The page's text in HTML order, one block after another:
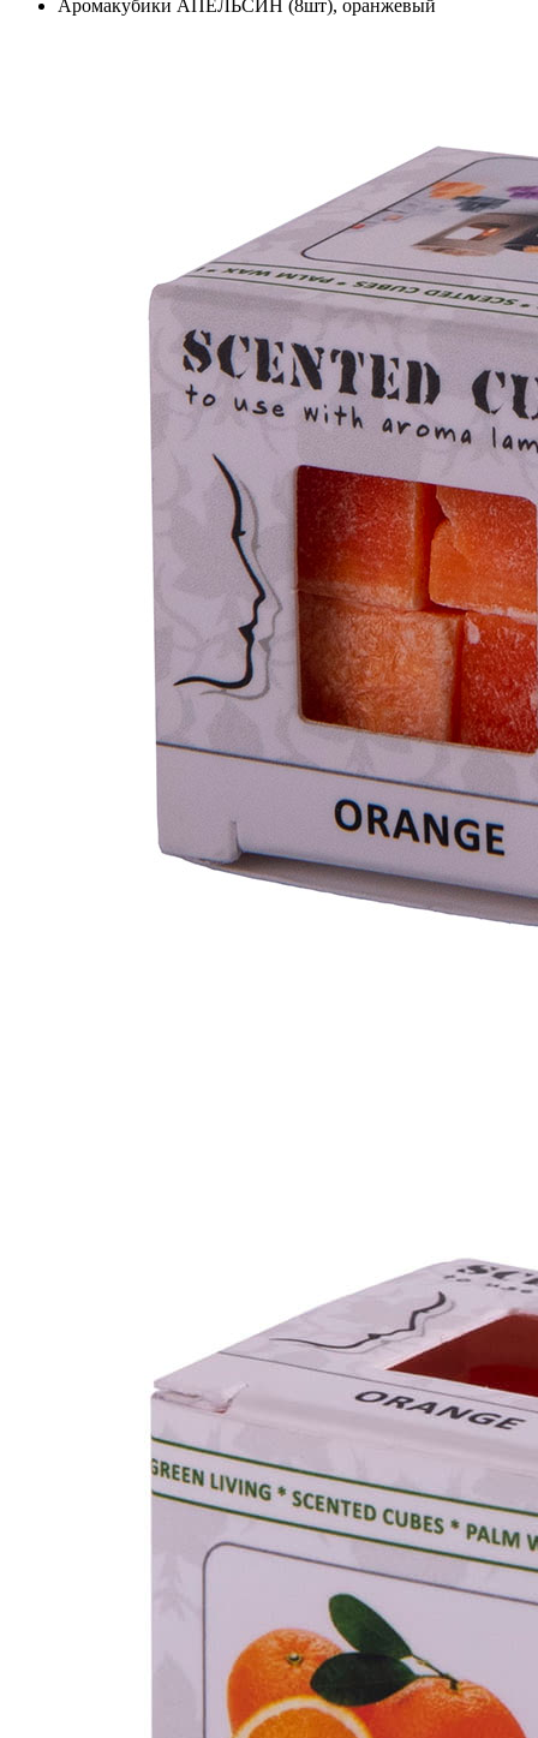
Аромакубики АПЕЛЬСИН (8шт), оранжевый